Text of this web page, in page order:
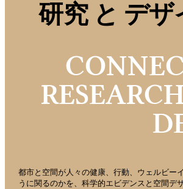
研究 と デザ
都市と空間が人々の健康、行動、ウェルビー
うに関るのかを、科学的エビデンスと空間デ